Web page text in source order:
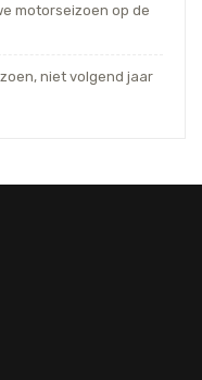
motorseizoen op de
niet volgend jaar